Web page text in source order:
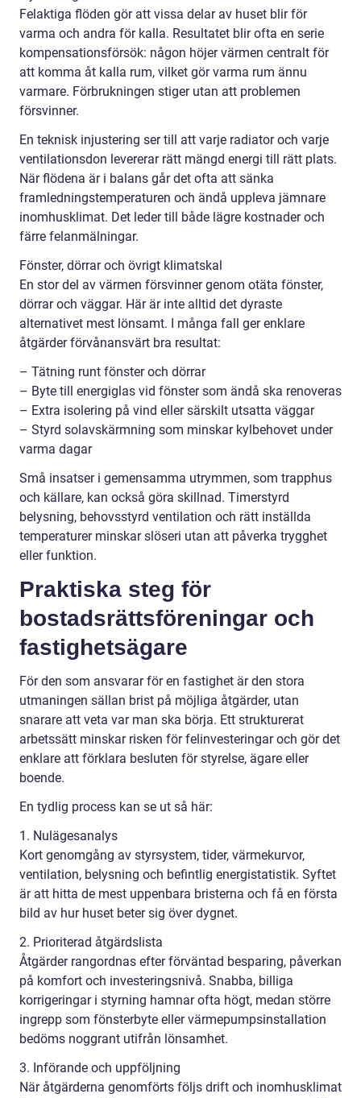
Felaktiga flöden gör att vissa delar av huset blir för
varma och andra för kalla. Resultatet blir ofta en serie
kompensationsförsök: någon höjer värmen centralt för
att komma åt kalla rum, vilket gör varma rum ännu
varmare. Förbrukningen stiger utan att problemen
försvinner.
En teknisk injustering ser till att varje radiator och varje
ventilationsdon levererar rätt mängd energi till rätt plats.
När flödena är i balans går det ofta att sänka
framledningstemperaturen och ändå uppleva jämnare
inomhusklimat. Det leder till både lägre kostnader och
färre felanmälningar.
Fönster, dörrar och övrigt klimatskal
En stor del av värmen försvinner genom otäta fönster,
dörrar och väggar. Här är inte alltid det dyraste
alternativet mest lönsamt. I många fall ger enklare
åtgärder förvånansvärt bra resultat:
– Tätning runt fönster och dörrar
– Byte till energiglas vid fönster som ändå ska renoveras
– Extra isolering på vind eller särskilt utsatta väggar
– Styrd solavskärmning som minskar kylbehovet under
varma dagar
Små insatser i gemensamma utrymmen, som trapphus
och källare, kan också göra skillnad. Timerstyrd
belysning, behovsstyrd ventilation och rätt inställda
temperaturer minskar slöseri utan att påverka trygghet
eller funktion.
Praktiska steg för
bostadsrättsföreningar och
fastighetsägare
För den som ansvarar för en fastighet är den stora
utmaningen sällan brist på möjliga åtgärder, utan
snarare att veta var man ska börja. Ett strukturerat
arbetssätt minskar risken för felinvesteringar och gör det
enklare att förklara besluten för styrelse, ägare eller
boende.
En tydlig process kan se ut så här:
1. Nulägesanalys
Kort genomgång av styrsystem, tider, värmekurvor,
ventilation, belysning och befintlig energistatistik. Syftet
är att hitta de mest uppenbara bristerna och få en första
bild av hur huset beter sig över dygnet.
2. Prioriterad åtgärdslista
Åtgärder rangordnas efter förväntad besparing, påverkan
på komfort och investeringsnivå. Snabba, billiga
korrigeringar i styrning hamnar ofta högt, medan större
ingrepp som fönsterbyte eller värmepumpsinstallation
bedöms noggrant utifrån lönsamhet.
3. Införande och uppföljning
När åtgärderna genomförts följs drift och inomhusklimat